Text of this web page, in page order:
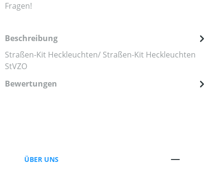
Fragen!
Beschreibung
Straßen-Kit Heckleuchten/ Straßen-Kit Heckleuchten
StVZO
Bewertungen
ÜBER UNS